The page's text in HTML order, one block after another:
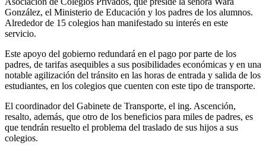
González, el Ministerio de Educación y los padres de los alumnos.
Alrededor de 15 colegios han manifestado su interés en este
servicio.
Este apoyo del gobierno redundará en el pago por parte de los
padres, de tarifas asequibles a sus posibilidades económicas y en una
notable agilización del tránsito en las horas de entrada y salida de los
estudiantes, en los colegios que cuenten con este tipo de transporte.
El coordinador del Gabinete de Transporte, el ing. Ascención,
resalto, además, que otro de los beneficios para miles de padres, es
que tendrán resuelto el problema del traslado de sus hijos a sus
colegios.